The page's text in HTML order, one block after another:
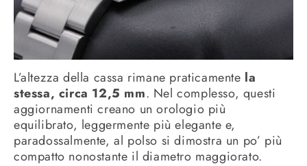
L’altezza della cassa rimane praticamente la
stessa, circa 12,5 mm. Nel complesso, questi
aggiornamenti creano un orologio più
equilibrato, leggermente più elegante e,
paradossalmente, al polso si dimostra un po’ più
compatto nonostante il diametro maggiorato.